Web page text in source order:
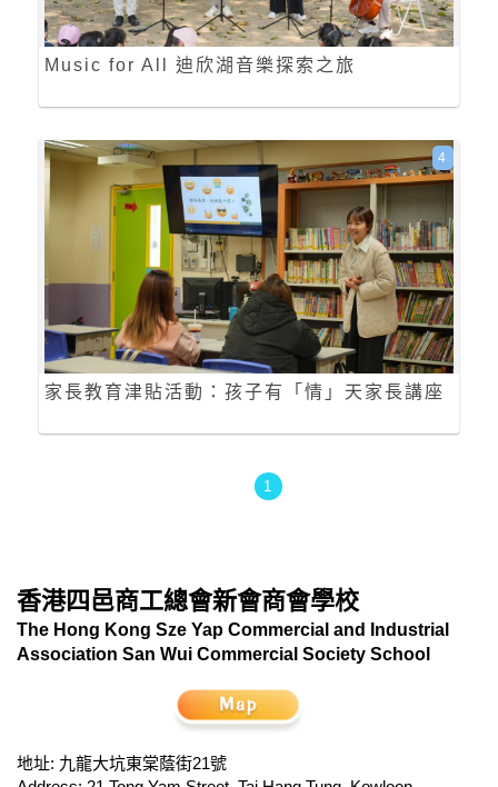
Music for All 迪欣湖音樂探索之旅
家長教育津貼活動：孩子有「情」天家長講座
4
1
香港四邑商工總會新會商會學校
The Hong Kong Sze Yap Commercial and Industrial
Association San Wui Commercial Society School
地址: 九龍大坑東棠蔭街21號